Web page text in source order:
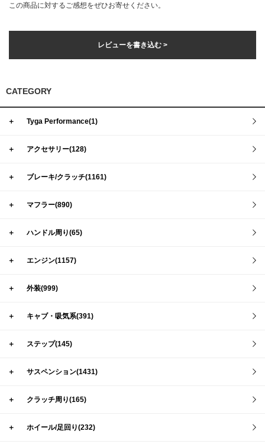
この商品に対するご感想をぜひお寄せください。
レビューを書き込む >
CATEGORY
＋ Tyga Performance(1)
＋ アクセサリー(128)
＋ ブレーキ/クラッチ(1161)
＋ マフラー(890)
＋ ハンドル周り(65)
＋ エンジン(1157)
＋ 外装(999)
＋ キャブ・吸気系(391)
＋ ステップ(145)
＋ サスペンション(1431)
＋ クラッチ周り(165)
＋ ホイール/足回り(232)